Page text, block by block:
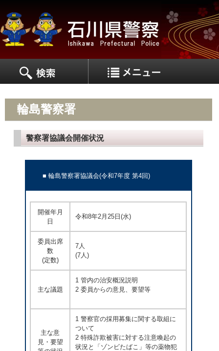
輪島警察署
警察署協議会開催状況
■ 輪島警察署協議会(令和7年度 第4回)
開催年月
日
令和8年2月25日(水)
委員出席
数
(定数)
7人
(7人)
主な議題
1 管内の治安概況説明
2 委員からの意見、要望等
主な意
見・要望
1 警察官の採用募集に関する取組に
ついて
2 特殊詐欺被害に対する注意喚起の
状況と「ゾンビたばこ」等の薬物犯